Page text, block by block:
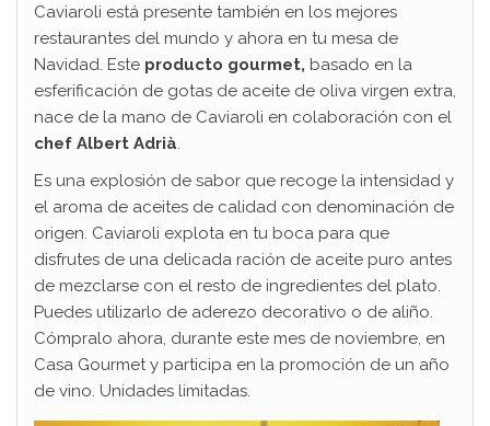
Caviaroli está presente también en los mejores
restaurantes del mundo y ahora en tu mesa de
Navidad. Este producto gourmet, basado en la
esferificación de gotas de aceite de oliva virgen extra,
nace de la mano de Caviaroli en colaboración con el
chef Albert Adrià
Es una explosión de sabor que recoge la intensidad y
el aroma de aceites de calidad con denominación de
origen. Caviaroli explota en tu boca para que
disfrutes de una delicada ración de aceite puro antes
de mezclarse con el resto de ingredientes del plato.
Puedes utilizarlo de aderezo decorativo o de aliño.
Cómpralo ahora, durante este mes de noviembre, en
Casa Gourmet y participa en la promoción de un año
de vino. Unidades limitadas.